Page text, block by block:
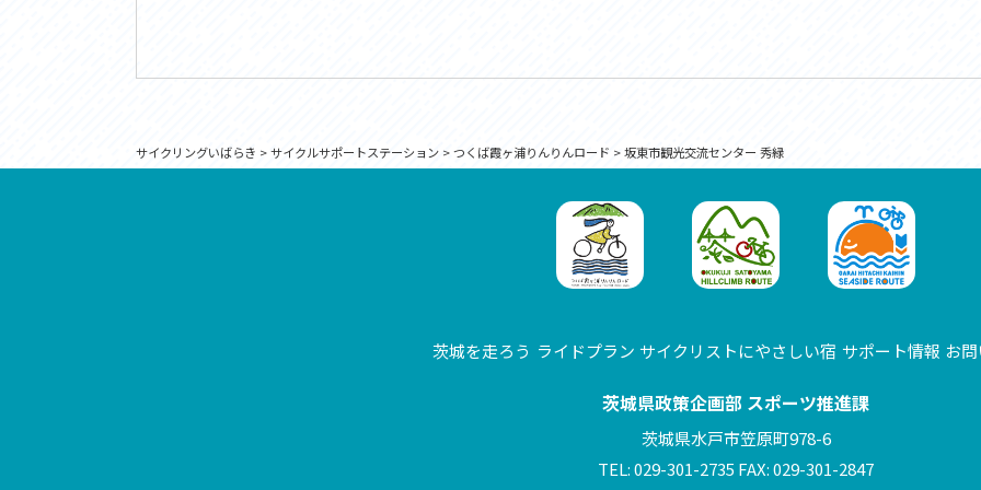
サイクリングいばらき >サイクルサポートステーション>つくば霞ヶ浦りんりんロード >坂東市観光交流センター 秀緑
茨城を走ろう ライドプラン サイクリストにやさしい宿 サポート情報 お
茨城県政策企画部 スポーツ推進課
茨城県水戸市笠原町978-6
TEL: 029-301-2735 FAX: 029-301-2847